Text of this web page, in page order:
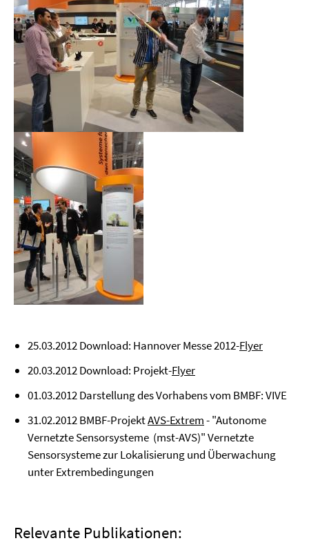
25.03.2012 Download: Hannover Messe 2012-Flyer
20.03.2012 Download: Projekt-Flyer
01.03.2012 Darstellung des Vorhabens vom BMBF: VIVE
31.02.2012 BMBF-ProjektAVS-Extrem-"Autonome
Vernetzte Sensorsysteme (mst-AVS)" Vernetzte
Sensorsysteme zur Lokalisierung und Überwachung
unter Extrembedingungen
Relevante Publikationen: